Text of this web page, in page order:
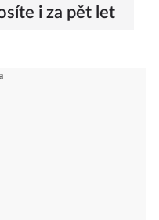
i za pět let